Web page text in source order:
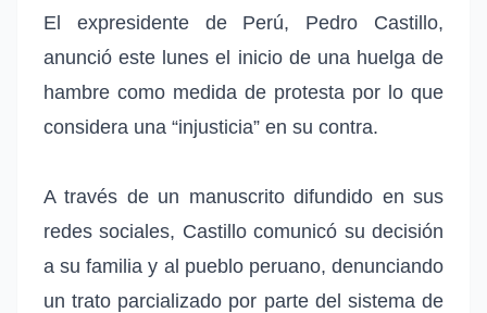
El expresidente de Perú, Pedro Castillo,
anunció este lunes el inicio de una huelga de
hambre como medida de protesta por lo que
considera una “injusticia” en su contra.
A través de un manuscrito difundido en sus
redes sociales, Castillo comunicó su decisión
a su familia y al pueblo peruano, denunciando
un trato parcializado por parte del sistema de